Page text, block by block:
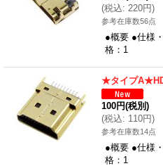
(税込: 220円)
参考在庫数56点
●概要 ●仕様
格：1
★タイプ
100円(税別)
(税込: 110円)
参考在庫数14点
●概要 ●仕様
格：1